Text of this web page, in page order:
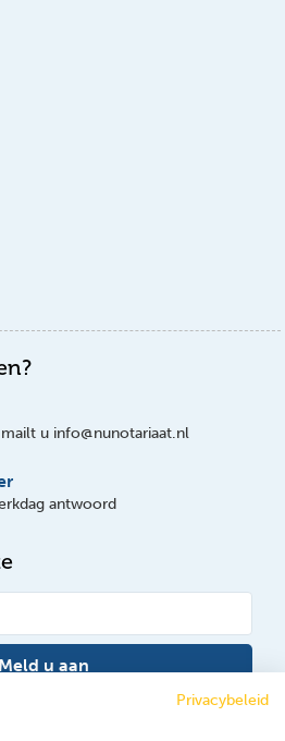
u info@nunotariaat.nl
antwoord
Meld u aan
Privacybeleid